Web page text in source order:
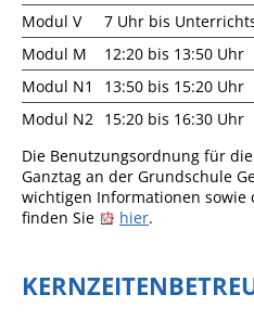
Modul V
7 Uhr bis
Modul M
12:20 bis 13:50 Uhr
Modul N1
13:50 bis 15:20 Uhr
Modul N2 15:20 bis 16:30 Uhr
Die Benutzungsordnung für
Ganztag an der Grundschule
wichtigen Informationen sowie
finden Sie
hier.